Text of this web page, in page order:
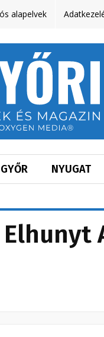
alapelvek
GYŐR NYUGAT
Elhunyt